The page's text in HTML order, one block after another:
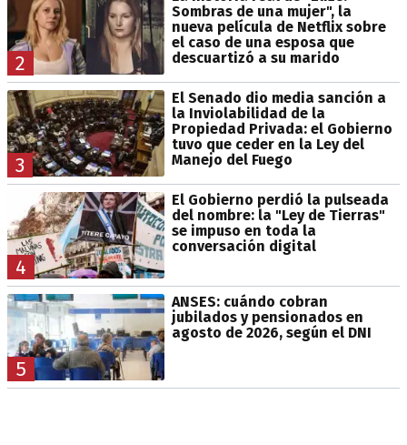
2
Sombras de una mujer", la
nueva película de Netflix sobre
el caso de una esposa que
descuartizó a su marido
3
El Senado dio media sanción a
la Inviolabilidad de la
Propiedad Privada: el Gobierno
tuvo que ceder en la Ley del
Manejo del Fuego
4
El Gobierno perdió la pulseada
del nombre: la "Ley de Tierras"
se impuso en toda la
conversación digital
5
ANSES: cuándo cobran
jubilados y pensionados en
agosto de 2026, según el DNI